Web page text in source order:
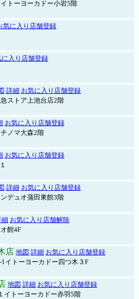
トーヨーカドー小岩5階
気に入り店舗登録
に入り店舗登録
詳細 お気に入り店舗登録
ストア上池台店2階
お気に入り店舗登録
ノマ大森2階
お気に入り店舗登録
詳細 お気に入り店舗登録
デュオ蒲田東館3階
細 お気に入り店舗解除
館4F
店 地図 詳細 お気に入り店舗登録
イトーヨーカドー四つ木３F
地図 詳細 お気に入り店舗登録
イトーヨーカドー赤羽5階